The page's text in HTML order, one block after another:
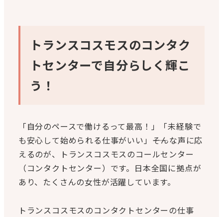
トランスコスモスのコンタク
トセンターで自分らしく輝こ
う！
「自分のペースで働けるって最高！」「未経験で
も安心して始められる仕事がいい」――そんな声に応
えるのが、トランスコスモスのコールセンター
（コンタクトセンター）です。日本全国に拠点が
あり、たくさんの女性が活躍しています。
トランスコスモスのコンタクトセンターの仕事